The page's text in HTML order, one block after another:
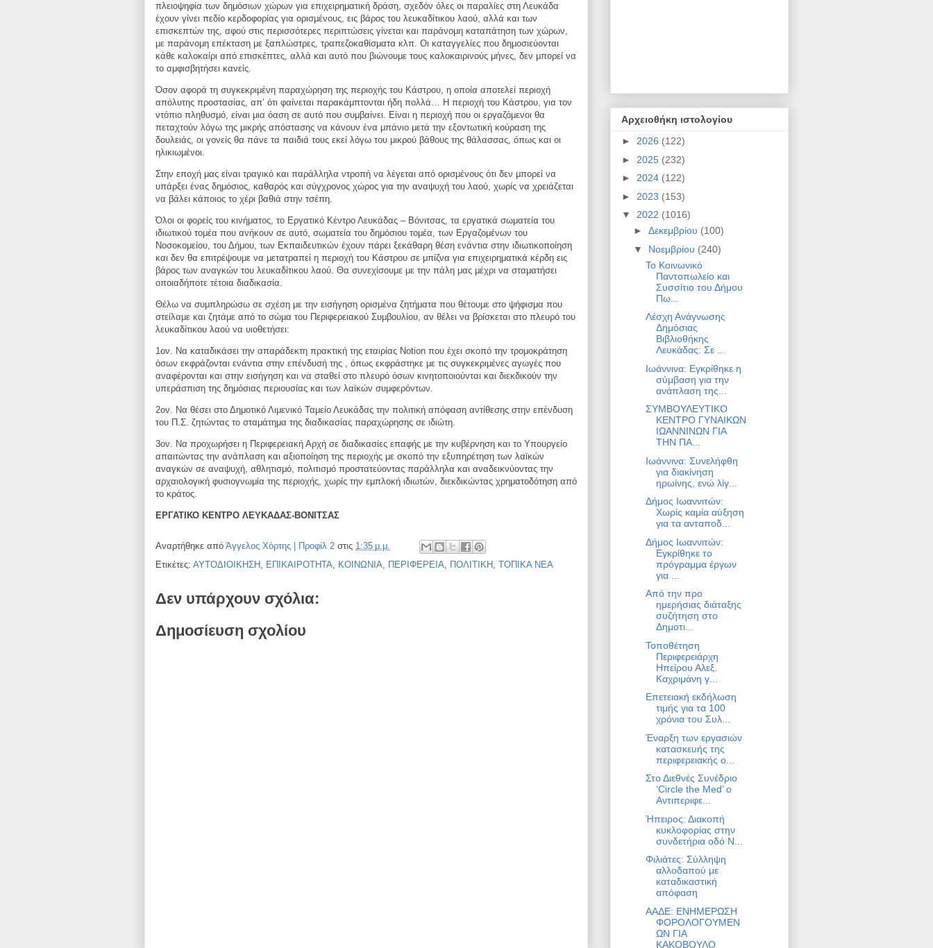
πλειοψηφία των δημόσιων χώρων για επιχειρηματική δράση, σχεδόν όλες οι παραλίες στη Λευκάδα
έχουν γίνει πεδίο κερδοφορίας για ορισμένους, εις βάρος του λευκαδίτικου λαού, αλλά και των
επισκεπτών της, αφού στις περισσότερες περιπτώσεις γίνεται και παράνομη καταπάτηση των χώρων,
με παράνομη επέκταση με ξαπλώστρες, τραπεζοκαθίσματα κλπ. Οι καταγγελίες που δημοσιεύονται
κάθε καλοκαίρι από επισκέπτες, αλλά και αυτό που βιώνουμε τους καλοκαιρινούς μήνες, δεν μπορεί να
το αμφισβητήσει κανείς.
Όσον αφορά τη συγκεκριμένη παραχώρηση της περιοχής του Κάστρου, η οποία αποτελεί περιοχή
απόλυτης προστασίας, απ’ ότι φαίνεται παρακάμπτονται ήδη πολλά… Η περιοχή του Κάστρου, για τον
ντόπιο πληθυσμό, είναι μια όαση σε αυτό που συμβαίνει. Είναι η περιοχή που οι εργαζόμενοι θα
πεταχτούν λόγω της μικρής απόστασης να κάνουν ένα μπάνιο μετά την εξοντωτική κούραση της
δουλειάς, οι γονείς θα πάνε τα παιδιά τους εκεί λόγω του μικρού βάθους της θάλασσας, όπως και οι
ηλικιωμένοι.
Στην εποχή μας είναι τραγικό και παράλληλα ντροπή να λέγεται από ορισμένους ότι δεν μπορεί να
υπάρξει ένας δημόσιος, καθαρός και σύγχρονος χώρος για την αναψυχή του λαού, χωρίς να χρειάζεται
να βάλει κάποιος το χέρι βαθιά στην τσέπη.
Όλοι οι φορείς του κινήματος, το Εργατικό Κέντρο Λευκάδας – Βόνιτσας, τα εργατικά σωματεία του
ιδιωτικού τομέα που ανήκουν σε αυτό, σωματεία του δημόσιου τομέα, των Εργαζομένων του
Νοσοκομείου, του Δήμου, των Εκπαιδευτικών έχουν πάρει ξεκάθαρη θέση ενάντια στην ιδιωτικοποίηση
και δεν θα επιτρέψουμε να μετατραπεί η περιοχή του Kάστρου σε μπίζνα για επιχειρηματικά κέρδη εις
βάρος των αναγκών του λευκαδίτικου λαού. Θα συνεχίσουμε με την πάλη μας μέχρι να σταματήσει
οποιαδήποτε τέτοια διαδικασία.
Θέλω να συμπληρώσω σε σχέση με την εισήγηση ορισμένα ζητήματα που θέτουμε στο ψήφισμα που
στείλαμε και ζητάμε από το σώμα του Περιφερειακού Συμβουλίου, αν θέλει να βρίσκεται στο πλευρό του
λευκαδίτικου λαού να υιοθετήσει:
1ον. Να καταδικάσει την απαράδεκτη πρακτική της εταιρίας Notion που έχει σκοπό την τρομοκράτηση
όσων εκφράζονται ενάντια στην επένδυσή της , όπως εκφράστηκε με τις συγκεκριμένες αγωγές που
αναφέρονται και στην εισήγηση και να σταθεί στο πλευρό όσων κινητοποιούνται και διεκδικούν την
υπεράσπιση της δημόσιας περιουσίας και των λαϊκών συμφερόντων.
2ον. Να θέσει στο Δημοτικό Λιμενικό Ταμείο Λευκάδας την πολιτική απόφαση αντίθεσης στην επένδυση
του Π.Σ. ζητώντας το σταμάτημα της διαδικασίας παραχώρησης σε ιδιώτη.
3ον. Να προχωρήσει η Περιφερειακή Αρχή σε διαδικασίες επαφής με την κυβέρνηση και το Υπουργείο
απαιτώντας την ανάπλαση και αξιοποίηση της περιοχής με σκοπό την εξυπηρέτηση των λαϊκών
αναγκών σε αναψυχή, αθλητισμό, πολιτισμό προστατεύοντας παράλληλα και αναδεικνύοντας την
αρχαιολογική φυσιογνωμία της περιοχής, χωρίς την εμπλοκή ιδιωτών, διεκδικώντας χρηματοδότηση από
το κράτος.
ΕΡΓΑΤΙΚΟ ΚΕΝΤΡΟ ΛΕΥΚΑΔΑΣ-ΒΟΝΙΤΣΑΣ
Αναρτήθηκε από Άγγελος Χόρτης | Προφίλ 2 στις 1:35 μ.μ.
Ετικέτες: ΑΥΤΟΔΙΟΙΚΗΣΗ , ΕΠΙΚΑΙΡΟΤΗΤΑ, ΚΟΙΝΩΝΙΑ, ΠΕΡΙΦΕΡΕΙΑ, ΠΟΛΙΤΙΚΗ , ΤΟΠΙΚΑ ΝΕΑ
Δεν υπάρχουν σχόλια:
Δημοσίευση σχολίου
Αρχειοθήκη ιστολογίου
► 2026 (122)
► 2025 (232)
► 2024 (122)
► 2023 (153)
▼ 2022 (1016)
► Δεκεμβρίου (100)
▼ Νοεμβρίου (240)
Το Κοινωνικό
Παντοπωλείο και
Συσσίτιο του Δήμου
Πω...
Λέσχη Ανάγνωσης
Δημόσιας
Βιβλιοθήκης
Λευκάδας: Σε ...
Ιωάννινα: Εγκρίθηκε η
σύμβαση για την
ανάπλαση της...
ΣΥΜΒΟΥΛΕΥΤΙΚΟ
ΚΕΝΤΡΟ ΓΥΝΑΙΚΩΝ
ΙΩΑΝΝΙΝΩΝ ΓΙΑ
ΤΗΝ ΠΑ...
Ιωάννινα: Συνελήφθη
για διακίνηση
ηρωίνης, ενώ λίγ...
Δήμος Ιωαννιτών:
Χωρίς καμία αύξηση
για τα ανταποδ...
Δήμος Ιωαννιτών:
Εγκρίθηκε το
πρόγραμμα έργων
για ...
Από την προ
ημερήσιας διάταξης
συζήτηση στο
Δημοτι...
Τοποθέτηση
Περιφερειάρχη
Ηπείρου Αλεξ.
Καχριμάνη γ...
Επετειακή εκδήλωση
τιμής για τα 100
χρόνια του Συλ...
Έναρξη των εργασιών
κατασκευής της
περιφερειακής ο...
Στο Διεθνές Συνέδριο
‘Circle the Med’ ο
Αντιπεριφε...
Ήπειρος: Διακοπή
κυκλοφορίας στην
συνδετήρια οδό Ν...
Φιλιάτες: Σύλληψη
αλλοδαπού με
καταδικαστική
απόφαση
ΑΑΔΕ: ΕΝΗΜΕΡΩΣΗ
ΦΟΡΟΛΟΓΟΥΜΕΝ
ΩΝ ΓΙΑ
ΚΑΚΟΒΟΥΛΟ